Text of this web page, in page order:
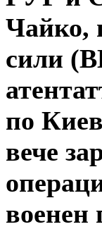
Чайко,
сили
по
вече